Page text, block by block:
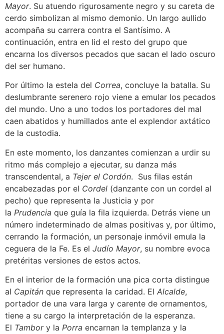
Mayor. Su atuendo rigurosamente negro y su careta de
cerdo simbolizan al mismo demonio. Un largo aullido
acompaña su carrera contra el Santísimo. A
continuación, entra en lid el resto del grupo que
encarna los diversos pecados que sacan el lado oscuro
del ser humano.
Por último la estela del Correa, concluye la batalla. Su
deslumbrante serenero rojo viene a emular los pecados
del mundo. Uno a uno todos los portadores del mal
caen abatidos y humillados ante el explendor axtático
de la custodia.
En este momento, los danzantes comienzan a urdir su
ritmo más complejo a ejecutar, su danza más
transcendental, a Tejer el Cordón. Sus filas están
encabezadas por el Cordel (danzante con un cordel al
pecho) que representa la Justicia y por
la Prudencia que guía la fila izquierda. Detrás viene un
número indeterminado de almas positivas y, por último,
cerrando la formación, un personaje inmóvil emula la
ceguera de la Fe. Es el Judío Mayor, su nombre evoca
pretéritas versiones de estos actos.
En el interior de la formación una pica corta distingue
al Capitán que representa la caridad. El Alcalde,
portador de una vara larga y carente de ornamentos,
tiene a su cargo la interpretación de la esperanza.
El Tambory la Porra encarnan la templanza y la